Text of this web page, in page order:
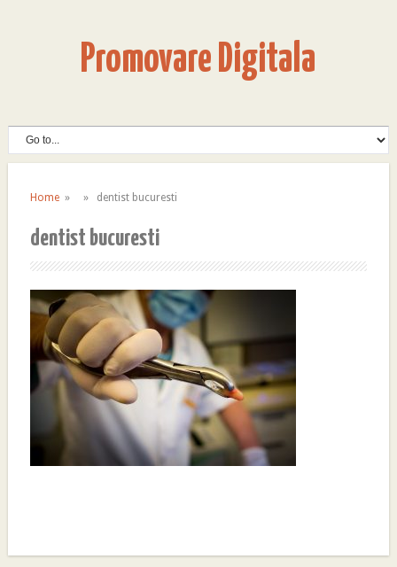
Promovare Digitala
Home» » dentist bucuresti
dentist bucuresti